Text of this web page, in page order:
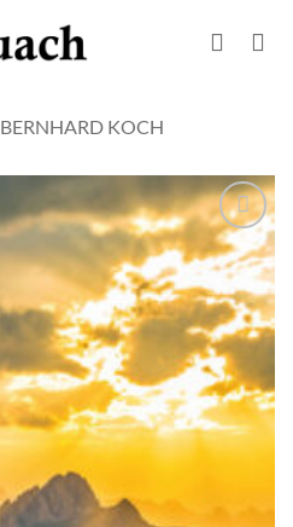
BERNHARD KOCH
Add to
wishlist